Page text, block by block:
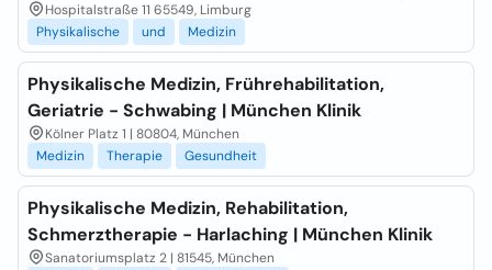
Hospitalstraße 11 65549, Limburg
Physikalische
und Medizin
Physikalische Medizin, Frührehabilitation,
Geriatrie - Schwabing | München Klinik
Kölner Platz 1 | 80804, München
Medizin
Therapie Gesundheit
Physikalische Medizin, Rehabilitation,
Schmerztherapie - Harlaching | München Klinik
Sanatoriumsplatz 2 | 81545, München